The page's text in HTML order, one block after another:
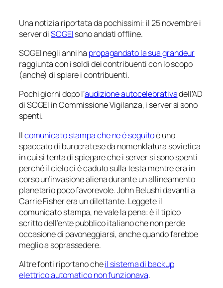
Una notizia riportata da pochissimi: il 25 novembre i
server diSOGEIsono andati offline.
SOGEI negli anni ha propagandato la suagrandeur
raggiunta con i soldi dei contribuenti con lo scopo
(anche) di spiare i contribuenti.
Pochi giorni dopo l’audizione autocelebrativadell’AD
di SOGEI in Commissione Vigilanza, i server si sono
spenti.
Ilcomunicato stampa che ne è seguitoè uno
spaccato di burocratese da nomenklatura sovietica
in cui si tenta di spiegare che i server si sono spenti
perché il cielo ci è caduto sulla testa mentre era in
corso un’invasione aliena durante un allineamento
planetario poco favorevole. John Belushi davanti a
Carrie Fisher era un dilettante. Leggete il
comunicato stampa, ne vale la pena: è il tipico
scritto dell’ente pubblico italiano che non perde
occasione di pavoneggiarsi, anche quando farebbe
meglio a soprassedere.
Altre fonti riportano cheil sistema di backup
elettrico automatico non funzionava.